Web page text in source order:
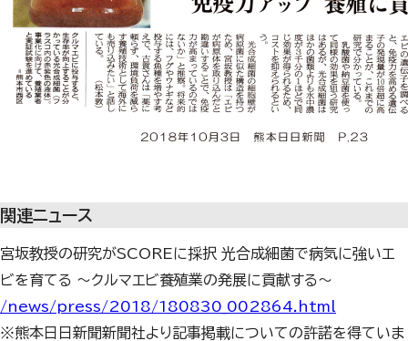
関連ニュース
宮坂教授の研究がSCOREに採択 光合成細菌で病気に強いエ
ビを育てる ～クルマエビ養殖業の発展に貢献する～
/news/press/2018/180830_002864.html
※熊本日日新聞新聞社より記事掲載についての許諾を得ていま